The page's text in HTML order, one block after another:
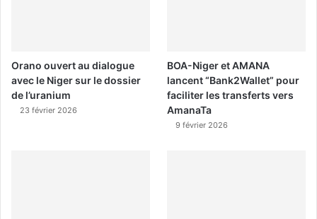
Orano ouvert au dialogue
avec le Niger sur le dossier
de l’uranium
23 février 2026
BOA-Niger et AMANA
lancent “Bank2Wallet” pour
faciliter les transferts vers
AmanaTa
9 février 2026